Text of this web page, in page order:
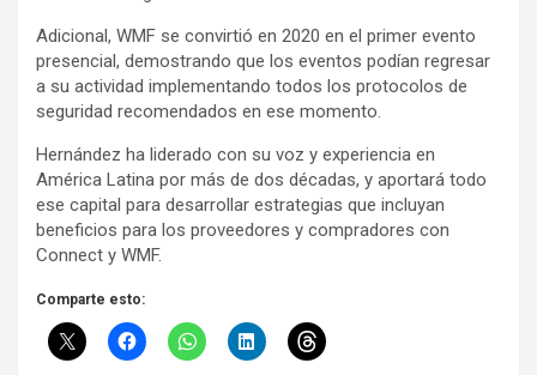
Adicional, WMF se convirtió en 2020 en el primer evento
presencial, demostrando que los eventos podían regresar
a su actividad implementando todos los protocolos de
seguridad recomendados en ese momento.
Hernández ha liderado con su voz y experiencia en
América Latina por más de dos décadas, y aportará todo
ese capital para desarrollar estrategias que incluyan
beneficios para los proveedores y compradores con
Connect y WMF.
Comparte esto: